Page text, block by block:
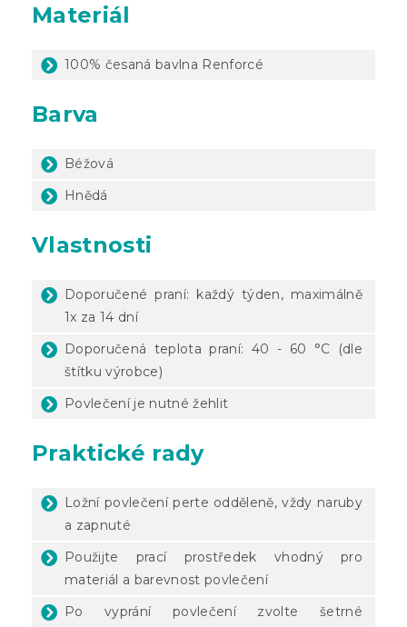
Materiál
100% česaná bavlna Renforcé
Barva
Béžová
Hnědá
Vlastnosti
Doporučené praní: každý týden, maximálně
1x za 14 dní
Doporučená teplota praní: 40 - 60 °C (dle
štítku výrobce)
Povlečení je nutné žehlit
Praktické rady
Ložní povlečení perte odděleně, vždy naruby
a zapnuté
Použijte prací prostředek vhodný pro
materiál a barevnost povlečení
Po vyprání povlečení zvolte šetrné